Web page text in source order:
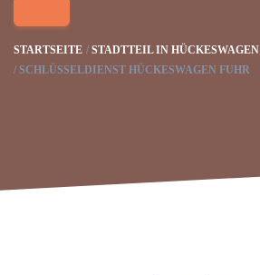
STARTSEITE
STADTTEIL IN HÜCKESWAGEN
SCHLÜSSELDIENST HÜCKESWAGEN FUHR